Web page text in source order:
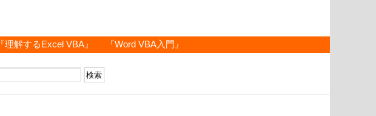
『理解するExcel VBA』 『Word VBA入門』